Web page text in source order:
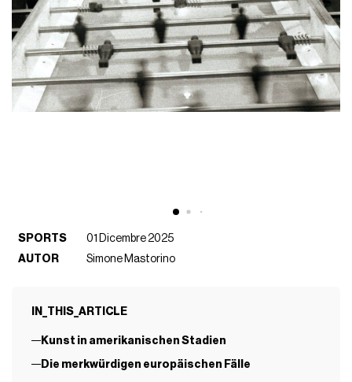
SPORTS
01 Dicembre 2025
AUTOR
Simone Mastorino
IN_THIS_ARTICLE
Kunst in amerikanischen Stadien
Die merkwürdigen europäischen Fälle